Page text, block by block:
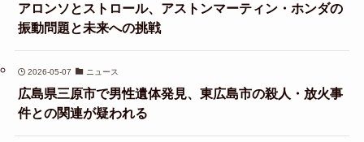
アロンソとストロール、アストンマーティン・ホンダの
振動問題と未来への挑戦
2026-05-07 ニュース
広島県三原市で男性遺体発見、東広島市の殺人・放火事
件との関連が疑われる